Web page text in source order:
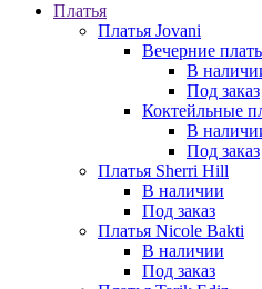
Платья
Платья Jovani
Вечерние
В
Под заказ
Коктейльные
В
Под заказ
Платья Sherri Hill
В наличии
Под заказ
Платья Nicole Bakti
В наличии
Под заказ